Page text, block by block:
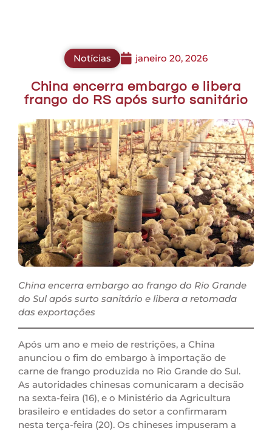
Notícias janeiro 20, 2026
China encerra embargo e libera
frango do RS após surto sanitário
China encerra embargo ao frango do Rio Grande
do Sul após surto sanitário e libera a retomada
das exportações
Após um ano e meio de restrições, a China
anunciou o fim do embargo à importação de
carne de frango produzida no Rio Grande do Sul.
As autoridades chinesas comunicaram a decisão
na sexta-feira (16), e o Ministério da Agricultura
brasileiro e entidades do setor a confirmaram
nesta terça-feira (20). Os chineses impuseram a